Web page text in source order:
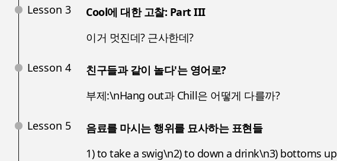
Lesson 3
Cool에 대한 고찰: Part III
이거 멋진데? 근사한데?
Lesson 4
친구들과 같이 놀다'는 영어로?
부제:\nHang out과 Chill은 어떻게 다를까?
Lesson 5
음료를 마시는 행위를 묘사하는 표현들
1) to take a swig\n2) to down a drink\n3) bottoms up